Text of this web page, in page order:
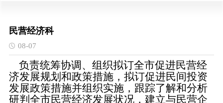
民营经济科
08-07
负责统筹协调、组织拟订全市促进民营经
济发展规划和政策措施，拟订促进民间投资
发展政策措施并组织实施，跟踪了解和分析
研判全市民营经济发展状况，建立与民营企